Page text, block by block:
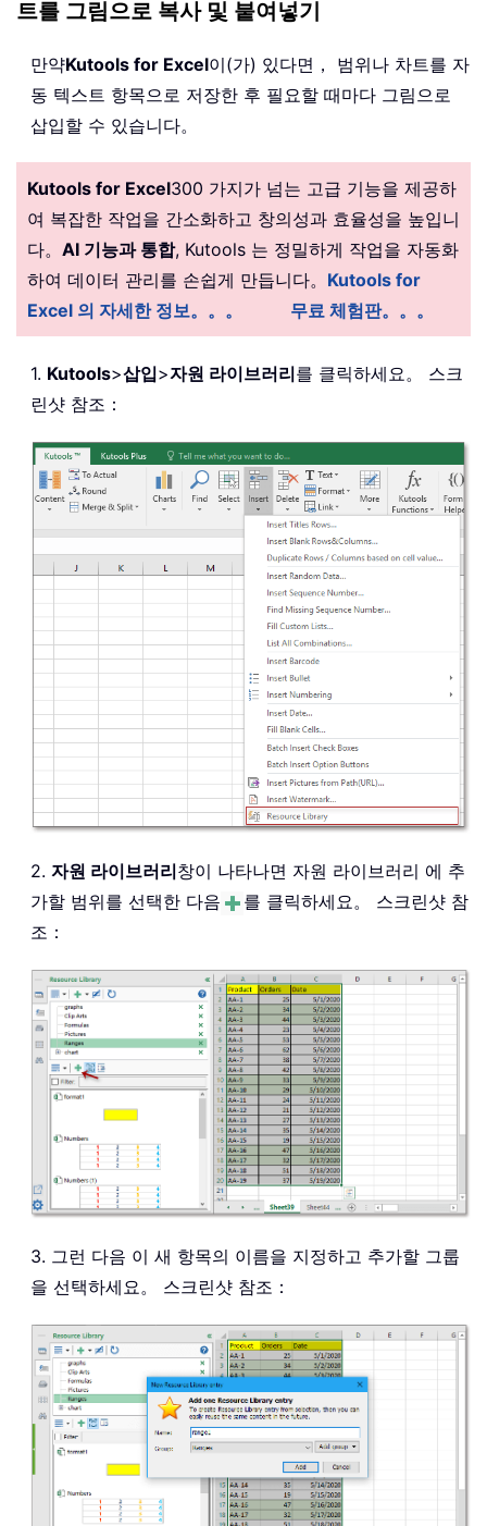
트를 그림으로 복사 및 붙여넣기
만약Kutools for Excel이(가) 있다면， 범위나 차트를 자
동 텍스트 항목으로 저장한 후 필요할 때마다 그림으로
삽입할 수 있습니다。
Kutools for Excel300 가지가 넘는 고급 기능을 제공하
여 복잡한 작업을 간소화하고 창의성과 효율성을 높입니
다。 AI 기능과 통합, Kutools 는 정밀하게 작업을 자동화
하여 데이터 관리를 손쉽게 만듭니다。 Kutools for
Excel 의 자세한 정보。。。
무료 체험판。。。
1. Kutools>삽입>자원 라이브러리를 클릭하세요。 스크
린샷 참조：
2. 자원 라이브러리창이 나타나면 자원 라이브러리 에 추
가할 범위를 선택한 다음
를 클릭하세요。 스크린샷 참
조：
3. 그런 다음 이 새 항목의 이름을 지정하고 추가할 그룹
을 선택하세요。 스크린샷 참조：